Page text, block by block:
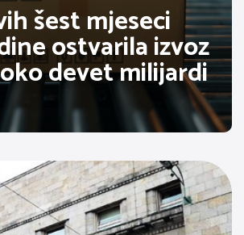
šest mjeseci
ostvarila izvoz
devet milijardi